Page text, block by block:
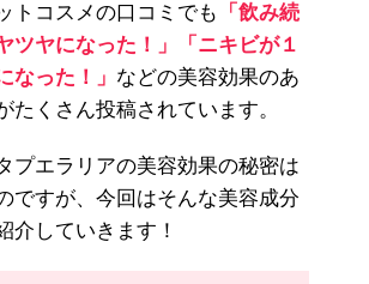
トコスメの口コミでも
「飲み続
ツヤになった！」「ニキビが１
なった！」 などの美容効果のあ
たくさん投稿されています。
プエラリアの美容効果の秘密は
ですが、今回はそんな美容成分
介していきます！